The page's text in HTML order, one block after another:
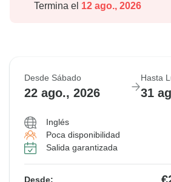
Termina el 12 ago., 2026
Desde Sábado
22 ago., 2026
Hasta
31
Inglés
Poca disponibilidad
Salida garantizada
Desde: